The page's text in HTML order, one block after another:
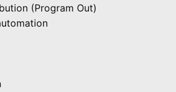
(Program Out)